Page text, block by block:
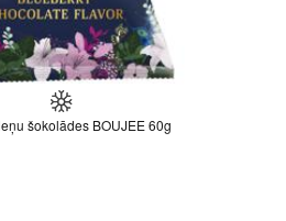
šokolādes BOUJEE 60g